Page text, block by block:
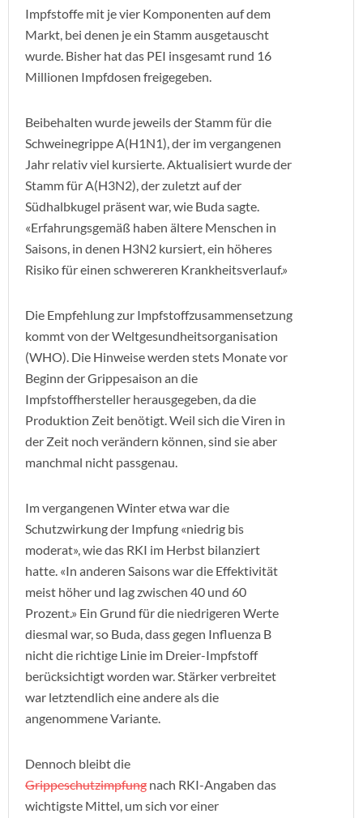
Impfstoffe mit je vier Komponenten auf dem
Markt, bei denen je ein Stamm ausgetauscht
wurde. Bisher hat das PEI insgesamt rund 16
Millionen Impfdosen freigegeben.
Beibehalten wurde jeweils der Stamm für die
Schweinegrippe A(H1N1), der im vergangenen
Jahr relativ viel kursierte. Aktualisiert wurde der
Stamm für A(H3N2), der zuletzt auf der
Südhalbkugel präsent war, wie Buda sagte.
«Erfahrungsgemäß haben ältere Menschen in
Saisons, in denen H3N2 kursiert, ein höheres
Risiko für einen schwereren Krankheitsverlauf.»
Die Empfehlung zur Impfstoffzusammensetzung
kommt von der Weltgesundheitsorganisation
(WHO). Die Hinweise werden stets Monate vor
Beginn der Grippesaison an die
Impfstoffhersteller herausgegeben, da die
Produktion Zeit benötigt. Weil sich die Viren in
der Zeit noch verändern können, sind sie aber
manchmal nicht passgenau.
Im vergangenen Winter etwa war die
Schutzwirkung der Impfung «niedrig bis
moderat», wie das RKI im Herbst bilanziert
hatte. «In anderen Saisons war die Effektivität
meist höher und lag zwischen 40 und 60
Prozent.» Ein Grund für die niedrigeren Werte
diesmal war, so Buda, dass gegen Influenza B
nicht die richtige Linie im Dreier-Impfstoff
berücksichtigt worden war. Stärker verbreitet
war letztendlich eine andere als die
angenommene Variante.
Dennoch bleibt die
Grippeschutzimpfung nach RKI-Angaben das
wichtigste Mittel, um sich vor einer